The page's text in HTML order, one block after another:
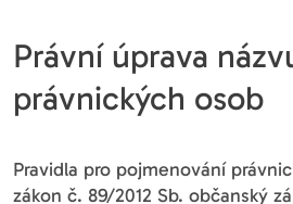
Právní úprava
právnických osob
Pravidla pro pojmenování
zákon č. 89/2012 Sb. občanský